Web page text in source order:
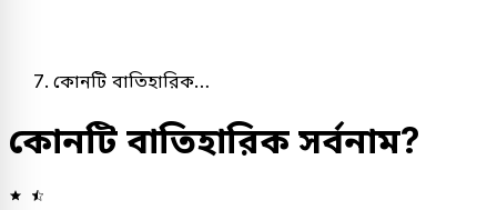
কোনটি বাতিহারিক…
কোনটি বাতিহারিক সর্বনাম?